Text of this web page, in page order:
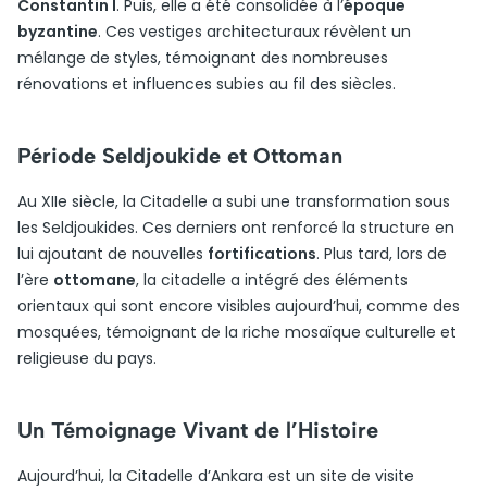
Constantin I. Puis, elle a été consolidée à l’époque
byzantine. Ces vestiges architecturaux révèlent un
mélange de styles, témoignant des nombreuses
rénovations et influences subies au fil des siècles.
Période Seldjoukide et Ottoman
Au XIIe siècle, la Citadelle a subi une transformation sous
les Seldjoukides. Ces derniers ont renforcé la structure en
lui ajoutant de nouvelles fortifications. Plus tard, lors de
l’ère ottomane, la citadelle a intégré des éléments
orientaux qui sont encore visibles aujourd’hui, comme des
mosquées, témoignant de la riche mosaïque culturelle et
religieuse du pays.
Un Témoignage Vivant de l’Histoire
Aujourd’hui, la Citadelle d’Ankara est un site de visite